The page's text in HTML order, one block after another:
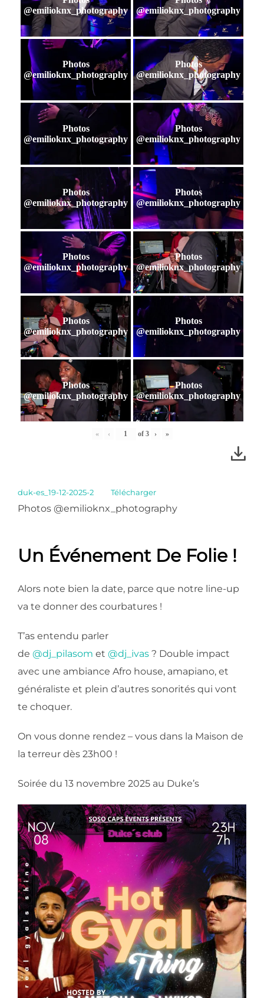
@emilioknx_photography
@emilioknx_photography
Photos
@emilioknx_photography
Photos
@emilioknx_photography
Photos
@emilioknx_photography
Photos
@emilioknx_photography
Photos
@emilioknx_photography
Photos
@emilioknx_photography
Photos
@emilioknx_photography
Photos
@emilioknx_photography
Photos
@emilioknx_photography
Photos
@emilioknx_photography
Photos
@emilioknx_photography
Photos
@emilioknx_photography
« ‹ of 3 › »
duk-es_19-12-2025-2 Télécharger
Photos @emilioknx_photography
Un Événement De Folie !
Alors note bien la date, parce que notre line-up
va te donner des courbatures !
T’as entendu parler
de @dj_pilasom et @dj_ivas ? Double impact
avec une ambiance Afro house, amapiano, et
généraliste et plein d’autres sonorités qui vont
te choquer.
On vous donne rendez – vous dans la Maison de
la terreur dès 23h00 !
Soirée du 13 novembre 2025 au Duke’s